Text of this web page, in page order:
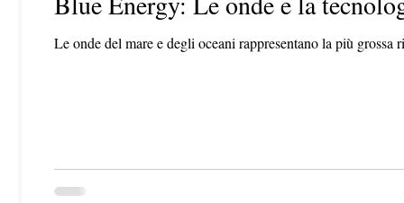
Le onde del mare e degli oceani rappresentano la più